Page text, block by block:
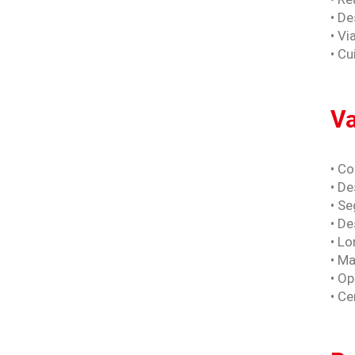
•
•
•
•
•
•
•
•
•
•
•